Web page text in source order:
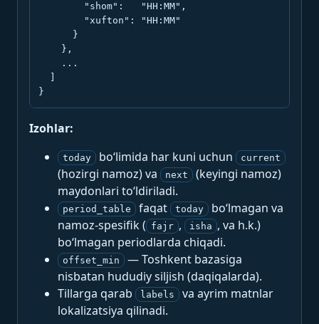
        "shom":   "HH:MM",
        "xufton": "HH:MM"
      }
    },
    ...
}
Izohlar:
today bo‘limida har kuni uchun current
(hozirgi namoz) va next
(keyingi namoz)
maydonlari to‘ldiriladi.
period_table faqat today
bo‘lmagan va
namoz-spesifik ( fajr , isha , va h.k.)
bo‘lmagan periodlarda chiqadi.
offset_min
— Toshkent bazasiga
nisbatan hududiy siljish (daqiqalarda).
Tillarga qarab
labels
va ayrim matnlar
lokalizatsiya qilinadi.